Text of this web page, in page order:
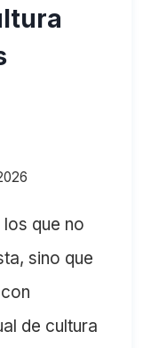
que no
sino que
de cultura